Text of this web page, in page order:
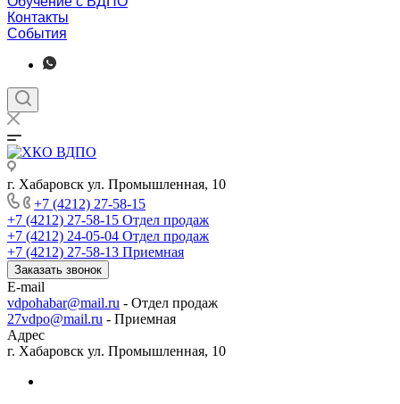
Контакты
События
г. Хабаровск ул. Промышленная, 10
+7 (4212) 27-58-15
+7 (4212) 27-58-15 Отдел продаж
+7 (4212) 24-05-04 Отдел продаж
+7 (4212) 27-58-13 Приемная
Заказать звонок
E-mail
vdpohabar@mail.ru - Отдел продаж
27vdpo@mail.ru - Приемная
Адрес
г. Хабаровск ул. Промышленная, 10